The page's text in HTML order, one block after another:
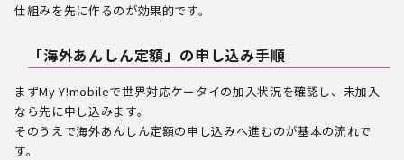
仕組みを先に作るのが効果的です。
「海外あんしん定額」の申し込み手順
まずMy Y!mobileで世界対応ケータイの加入状況を確認し、未加入
なら先に申し込みます。
そのうえで海外あんしん定額の申し込みへ進むのが基本の流れで
す。